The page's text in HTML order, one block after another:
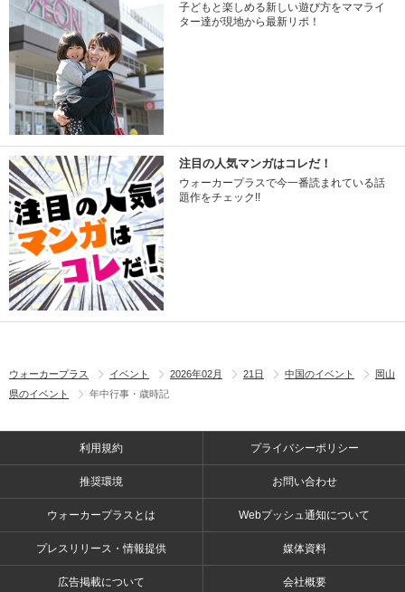
子どもと楽しめる新しい遊び方をママライ
ター達が現地から最新リポ！
注目の人気マンガはコレだ！
ウォーカープラスで今一番読まれている話
題作をチェック!!
ウォーカープラス イベント 2026年02月 21日 中国のイベント
岡山
県のイベント
年中行事・歳時記
利用規約 プライバシーポリシー
推奨環境 お問い合わせ
ウォーカープラスとは Webプッシュ通知について
プレスリリース・情報提供 媒体資料
広告掲載について 会社概要